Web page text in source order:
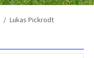
Lukas Pickrodt